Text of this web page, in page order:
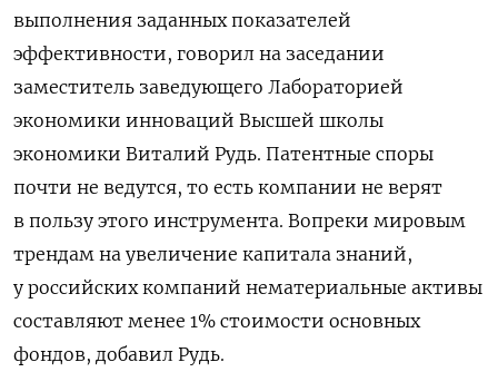
выполнения заданных показателей
эффективности, говорил на заседании
заместитель заведующего Лабораторией
экономики инноваций Высшей школы
экономики Виталий Рудь. Патентные споры
почти не ведутся, то есть компании не верят
в пользу этого инструмента. Вопреки мировым
трендам на увеличение капитала знаний,
у российских компаний нематериальные активы
составляют менее 1% стоимости основных
фондов, добавил Рудь.